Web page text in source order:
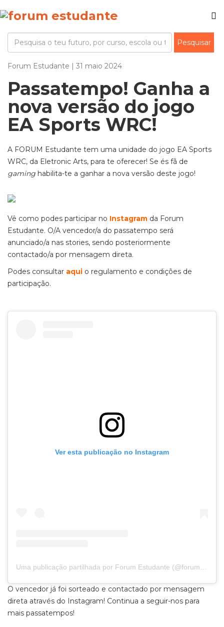
Forum Estudante | 31 maio 2024
Passatempo! Ganha a
nova versão do jogo
EA Sports WRC!
A FORUM Estudante tem uma unidade do jogo EA Sports
WRC, da Eletronic Arts, para te oferecer! Se és fã de
gaming habilita-te a ganhar a nova versão deste jogo!
Vê como podes participar no Instagram da Forum
Estudante. O/A vencedor/a do passatempo será
anunciado/a nas stories, sendo posteriormente
contactado/a por mensagem direta.
Podes consultar aqui o regulamento e condições de
participação.
Ver esta publicação no Instagram
Uma publicação partilhada por Forum Estudante (@forumestudante)
O vencedor já foi sorteado e contactado por mensagem
direta através do Instagram! Continua a seguir-nos para
mais passatempos!